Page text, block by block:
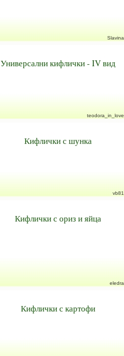
Slavina
Универсални кифлички - IV вид
teodora_in_love
Кифлички с шунка
vb81
Кифлички с ориз и яйца
eledra
Кифлички с картофи